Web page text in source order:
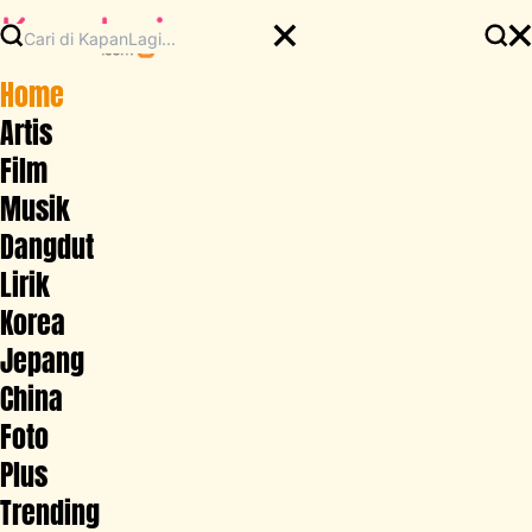
Home
Artis
Film
Musik
Dangdut
Lirik
Korea
Jepang
China
Foto
Plus
Trending